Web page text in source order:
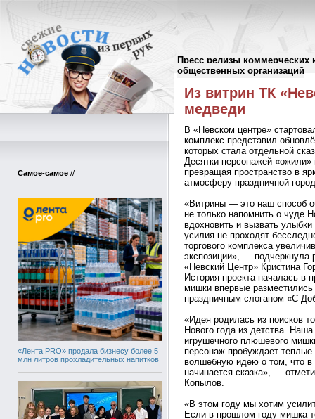
Пресс релизы коммерческих
общественных организаций
Самое-самое //
«Лента PRO» продала бизнесу более 5
млн литров прохладительных напитков
Пресс-релизы//
Из витрин ТК
медведи
В «Невском центре»
комплекс представил
которых стала отдельной
Десятки персонажей
превращая пространство в
атмосферу праздничной
«Витрины — это наш способ
не только напомнить о чуде
вдохновить и вызвать
усилия не проходят
торгового комплекса
экспозиции», — подчеркнула
«Невский Центр» Кристина
История проекта началась в
мишки впервые разместились
праздничным слоганом «С
«Идея родилась из поисков
Нового года из детства.
игрушечного плюшевого
персонаж пробуждает
волшебную идею о том, что в
начинается сказка», —
Копылов.
«В этом году мы хотим
Если в прошлом году мишка